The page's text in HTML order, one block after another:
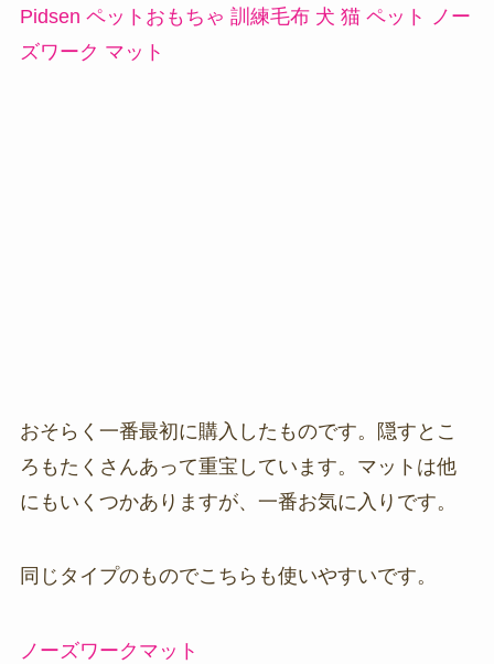
Pidsen ペットおもちゃ 訓練毛布 犬 猫 ペット ノー
ズワーク マット
おそらく一番最初に購入したものです。隠すとこ
ろもたくさんあって重宝しています。マットは他
にもいくつかありますが、一番お気に入りです。
同じタイプのものでこちらも使いやすいです。
ノーズワークマット